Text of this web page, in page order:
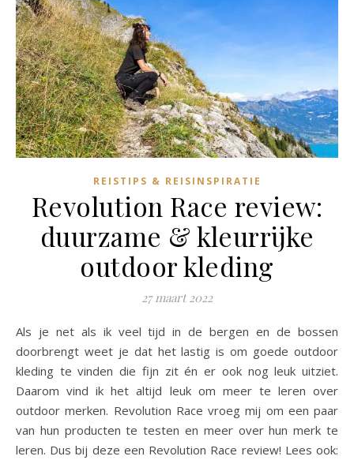
REISTIPS & REISINSPIRATIE
Revolution Race review:
duurzame & kleurrijke
outdoor kleding
27 maart 2022
Als je net als ik veel tijd in de bergen en de bossen
doorbrengt weet je dat het lastig is om goede outdoor
kleding te vinden die fijn zit én er ook nog leuk uitziet.
Daarom vind ik het altijd leuk om meer te leren over
outdoor merken. Revolution Race vroeg mij om een paar
van hun producten te testen en meer over hun merk te
leren. Dus bij deze een Revolution Race review! Lees ook: